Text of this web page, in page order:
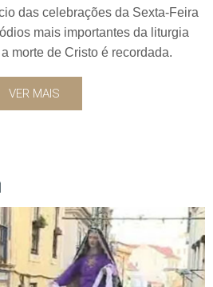
das celebrações da Sexta-Feira
mais importantes da liturgia
morte de Cristo é recordada.
VER MAIS